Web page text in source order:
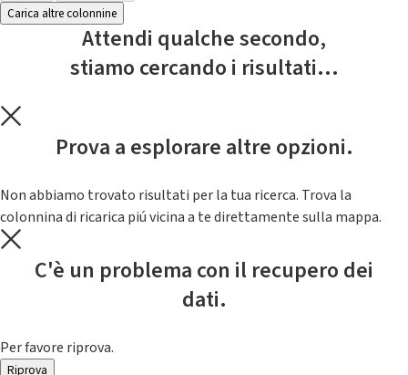
Carica altre colonnine
Attendi qualche secondo,
stiamo cercando i risultati...
Prova a esplorare altre opzioni.
Non abbiamo trovato risultati per la tua ricerca. Trova la
colonnina di ricarica piú vicina a te direttamente sulla mappa.
C'è un problema con il recupero dei
dati.
Per favore riprova.
Riprova